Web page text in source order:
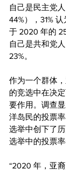
自己是民主党
44%），31%
于 2020 年的
自己是共和党
23%。
作为一个群体
的竞选中在决
要作用。调查
洋岛民的投票
选举中创下了
选举中的投票
“2020 年，亚